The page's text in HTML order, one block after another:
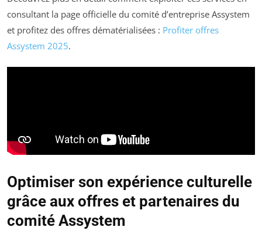
consultant la page officielle du comité d’entreprise Assystem
et profitez des offres dématérialisées : Profiter offres
Assystem 2025.
Optimiser son expérience culturelle
grâce aux offres et partenaires du
comité Assystem